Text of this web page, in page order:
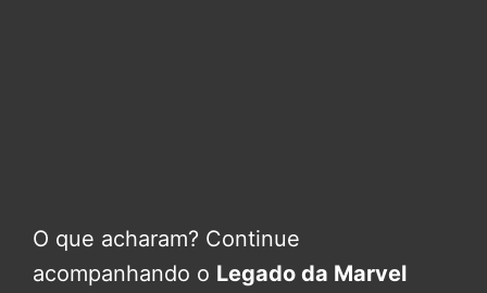
O que acharam? Continue
acompanhando o Legado da Marvel